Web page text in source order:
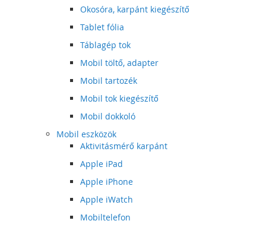
Okosóra, karpánt kiegészítő
Tablet fólia
Táblagép tok
Mobil töltő, adapter
Mobil tartozék
Mobil tok kiegészítő
Mobil dokkoló
Mobil eszközök
Aktivitásmérő karpánt
Apple iPad
Apple iPhone
Apple iWatch
Mobiltelefon